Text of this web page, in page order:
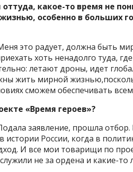
какое-то время не
особенно в больших
это радует, должна быть
хоть ненадолго туда,
летают дроны, идет
жить мирной
сможем обеспечивать
«Время героев»?
заявление, прошла отбор.
России, когда в
И все мои товарищи по
не за ордена и какие-то